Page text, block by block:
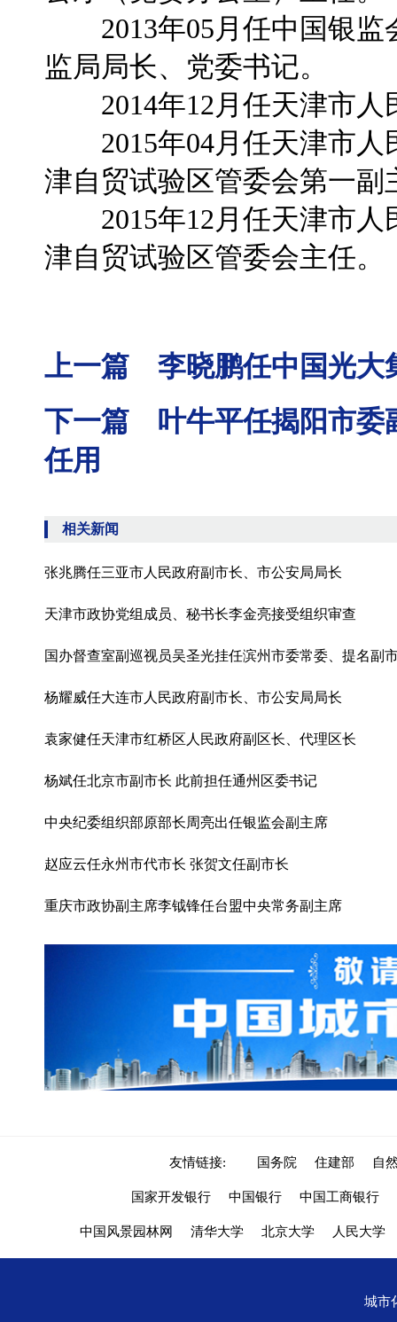
2013年05月任中国银监
监局局长、党委书记。
2014年12月任天津市人
2015年04月任天津市人
津自贸试验区管委会第一副
2015年12月任天津市人
津自贸试验区管委会主任。
上一篇 李晓鹏任中国光大
下一篇 叶牛平任揭阳市委
任用
相关新闻
张兆腾任三亚市人民政府副市长、市公安局局长
天津市政协党组成员、秘书长李金亮接受组织审查
国办督查室副巡视员吴圣光挂任滨州市委常委、提名副
杨耀威任大连市人民政府副市长、市公安局局长
袁家健任天津市红桥区人民政府副区长、代理区长
杨斌任北京市副市长 此前担任通州区委书记
中央纪委组织部原部长周亮出任银监会副主席
赵应云任永州市代市长 张贺文任副市长
重庆市政协副主席李钺锋任台盟中央常务副主席
友情链接: 国务院 住建部 自
国家开发银行 中国银行 中国工商银行
中国风景园林网 清华大学 北京大学 人民大学
城市